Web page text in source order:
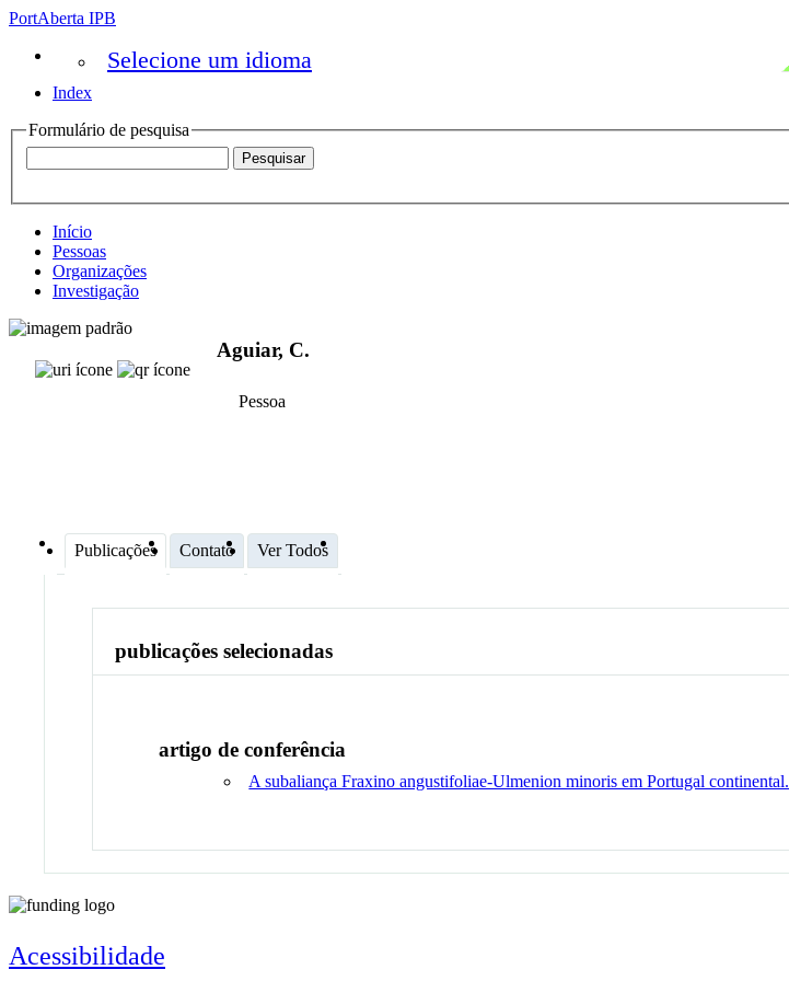
PortAberta IPB
Selecione um idioma
Index
Formulário de pesquisa
Início
Pessoas
Organizações
Investigação
Aguiar, C.
Pessoa
Publicações Contato Ver Todos
publicações selecionadas
artigo de conferência
A subaliança Fraxino angustifoliae-Ulmenion minoris em Portugal continental.
Acessibilidade